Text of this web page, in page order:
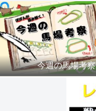
今週の馬場考察